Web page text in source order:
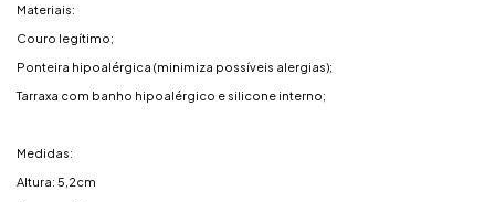
Materiais:
Couro legítimo;
Ponteira hipoalérgica (minimiza possíveis alergias);
Tarraxa com banho hipoalérgico e silicone interno;
Medidas:
Altura: 5,2cm